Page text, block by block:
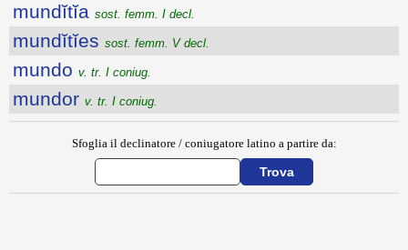
mundĭtĭa sost. femm. I decl.
mundĭtĭes sost. femm. V decl.
mundo v. tr. I coniug.
mundor v. tr. I coniug.
Sfoglia il declinatore / coniugatore latino a partire da: